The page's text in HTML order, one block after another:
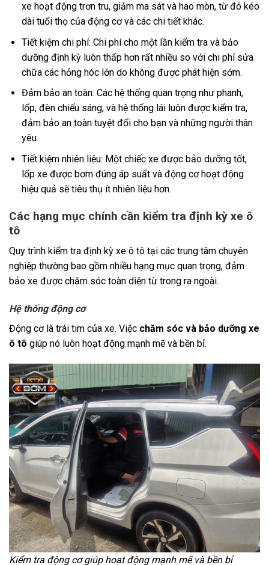
xe hoạt động trơn tru, giảm ma sát và hao mòn, từ đó kéo
dài tuổi thọ của động cơ và các chi tiết khác.
Tiết kiệm chi phí: Chi phí cho một lần kiểm tra và bảo
dưỡng định kỳ luôn thấp hơn rất nhiều so với chi phí sửa
chữa các hỏng hóc lớn do không được phát hiện sớm.
Đảm bảo an toàn: Các hệ thống quan trọng như phanh,
lốp, đèn chiếu sáng, và hệ thống lái luôn được kiểm tra,
đảm bảo an toàn tuyệt đối cho bạn và những người thân
yêu.
Tiết kiệm nhiên liệu: Một chiếc xe được bảo dưỡng tốt,
lốp xe được bơm đúng áp suất và động cơ hoạt động
hiệu quả sẽ tiêu thụ ít nhiên liệu hơn.
Các hạng mục chính cần kiểm tra định kỳ xe ô
tô
Quy trình kiểm tra định kỳ xe ô tô tại các trung tâm chuyên
nghiệp thường bao gồm nhiều hạng mục quan trọng, đảm
bảo xe được chăm sóc toàn diện từ trong ra ngoài.
Hệ thống động cơ
Động cơ là trái tim của xe. Việc chăm sóc và bảo dưỡng xe
ô tô giúp nó luôn hoạt động mạnh mẽ và bền bỉ.
Kiểm tra động cơ giúp hoạt động mạnh mẽ và bền bỉ